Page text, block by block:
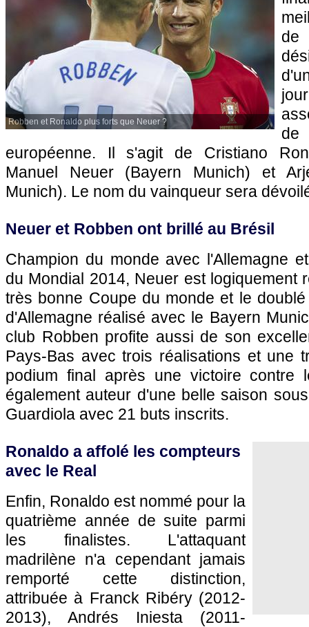
Robben et Ronaldo plus forts que Neuer ?
de
européenne. Il s'agit de Cristiano
Manuel Neuer (Bayern Munich) et
Munich). Le nom du vainqueur sera
Neuer et Robben ont brillé au Brésil
Champion du monde avec l'Allemagne
du Mondial 2014, Neuer est logiquement
très bonne Coupe du monde et le
d'Allemagne réalisé avec le Bayern
club Robben profite aussi de son
Pays-Bas avec trois réalisations et une
podium final après une victoire contre
également auteur d'une belle saison
Guardiola avec 21 buts inscrits.
Ronaldo a affolé les compteurs
avec le Real
Enfin, Ronaldo est nommé pour la
quatrième année de suite parmi
les finalistes. L'attaquant
madrilène n'a cependant jamais
remporté cette distinction,
attribuée à Franck Ribéry (2012-
2013), Andrés Iniesta (2011-